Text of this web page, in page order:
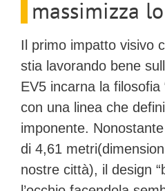
massimizza
Il primo impatto visivo
stia lavorando bene
EV5 incarna la filosofia
con una linea che
imponente.
di 4,61 metri
nostre città), il design